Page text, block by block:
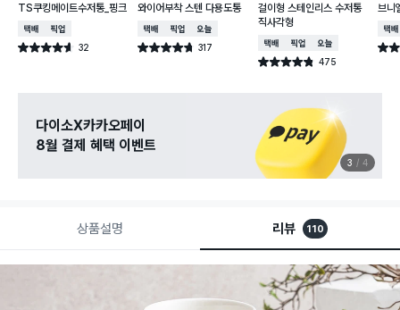
TS쿠킹메이트수저통_핑크
택배배송매장픽업
별점 4.6점 32
건 작성
와이어부착 스텐 다용도통
택배배송매장픽업오늘배송
별점 4.7점 317
건 작성
걸이형 스테인리스 수저통
직사각형
택배배송매장픽업오늘배송
별점 4.8점 475
건 작성
브니
택배
별점
다이소X카카오페이
8월 결제 혜택 이벤트
3 4
상품설명 리뷰 110